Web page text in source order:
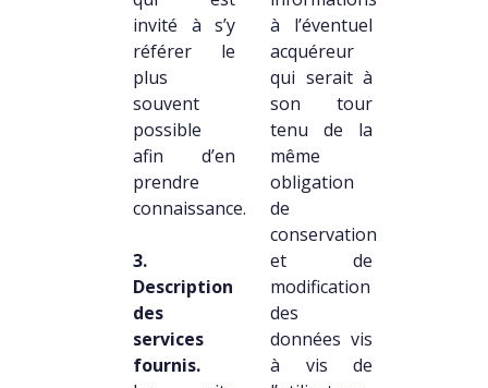
invité à s’y
référer le
plus
souvent
possible
afin d’en
prendre
connaissance.
3.
Description
des
services
fournis.
à l’éventuel
acquéreur
qui serait à
son tour
tenu de la
même
obligation
de
conservation
et de
modification
des
données vis
à vis de